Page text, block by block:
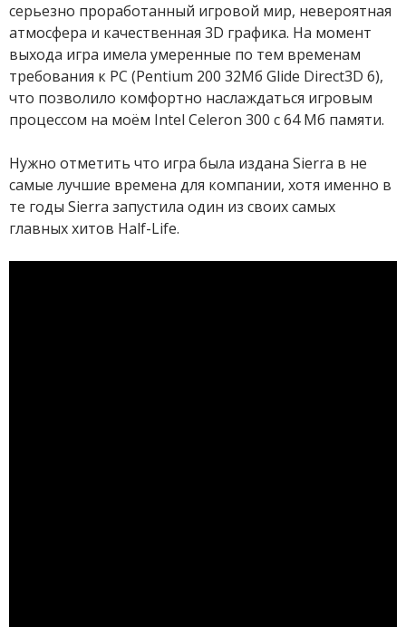
серьезно проработанный игровой мир, невероятная
атмосфера и качественная 3D графика. На момент
выхода игра имела умеренные по тем временам
требования к PC (Pentium 200 32Мб Glide Direct3D 6),
что позволило комфортно наслаждаться игровым
процессом на моём Intel Celeron 300 с 64 Мб памяти.
Нужно отметить что игра была издана Sierra в не
самые лучшие времена для компании, хотя именно в
те годы Sierra запустила один из своих самых
главных хитов Half-Life.